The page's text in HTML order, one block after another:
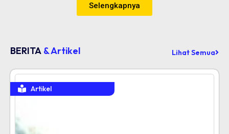
Selengkapnya
BERITA & Artikel Lihat Semua
Artikel